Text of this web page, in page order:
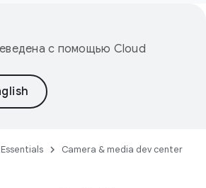
с помощью Cloud
Essentials
Camera & media dev center